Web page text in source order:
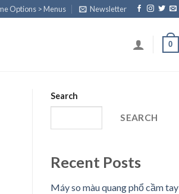
Options > Menus Newsletter
0
Search
SEARCH
Recent Posts
Máy so màu quang phổ cầm tay